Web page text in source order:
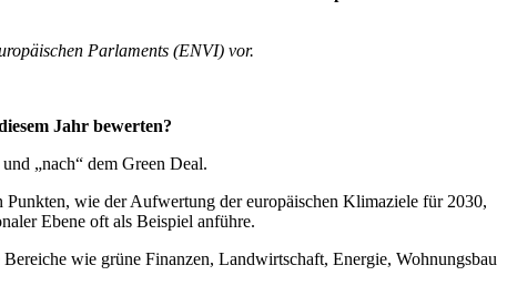
Parlaments (ENVI) vor.
Jahr bewerten?
„nach“ dem Green Deal.
wie der Aufwertung der europäischen Klimaziele für 2030,
Ebene oft als Beispiel anführe.
wie grüne Finanzen, Landwirtschaft, Energie, Wohnungsbau